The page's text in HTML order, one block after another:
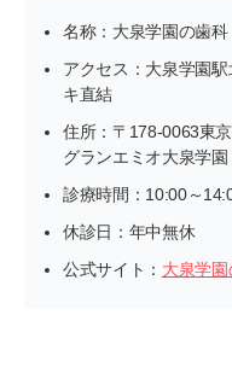
名称：大泉学園の歯
アクセス：大泉学園
キ直結
住所：〒178-0063東
グランエミオ大泉学園
診療時間：10:00～
休診日：年中無休
公式サイト： 大泉学